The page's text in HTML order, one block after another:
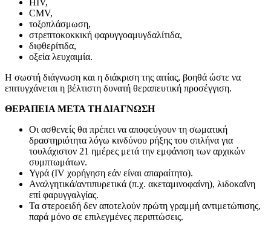
HIV,
CMV,
τοξοπλάσμωση,
στρεπτοκοκκική φαρυγγοαμυγδαλίτιδα,
διφθερίτιδα,
οξεία λευχαιμία.
Η σωστή διάγνωση και η διάκριση της αιτίας, βοηθά ώστε να
επιτυγχάνεται η βέλτιστη δυνατή θεραπευτική προσέγγιση.
ΘΕΡΑΠΕΙΑ ΜΕΤΑ ΤΗ ΔΙΑΓΝΩΣΗ
Οι ασθενείς θα πρέπει να αποφεύγουν τη σωματική
δραστηριότητα λόγω κινδύνου ρήξης του σπλήνα για
τουλάχιστον 21 ημέρες μετά την εμφάνιση των αρχικών
συμπτωμάτων.
Υγρά (IV χορήγηση εάν είναι απαραίτητο).
Αναλγητικά/αντιπυρετικά (π.χ. ακεταμινοφαίνη), λιδοκαΐνη
επί φαρυγγαλγίας.
Τα στεροειδή δεν αποτελούν πρώτη γραμμή αντιμετώπισης,
παρά μόνο σε επιλεγμένες περιπτώσεις.